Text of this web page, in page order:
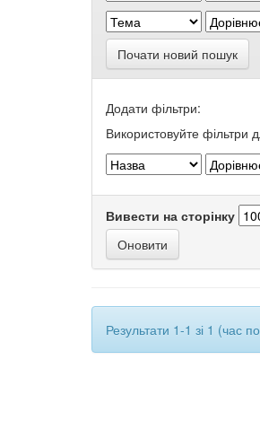
Почати новий пошук
Додати фільтри:
Використовуйте фільтри
Вивести на сторінку
Результати 1-1 зі 1 (час